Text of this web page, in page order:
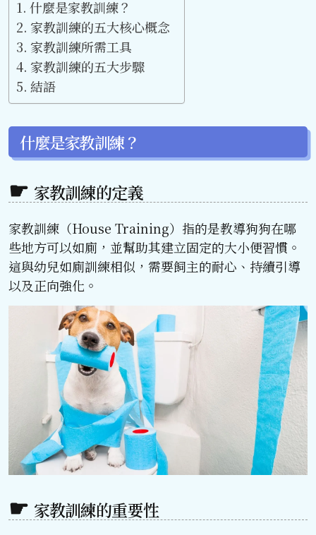
什麼是家教訓練？
家教訓練的五大核心概念
家教訓練所需工具
家教訓練的五大步驟
結語
什麼是家教訓練？
家教訓練的定義
家教訓練（House Training）指的是教導狗狗在哪
些地方可以如廁，並幫助其建立固定的大小便習慣。
這與幼兒如廁訓練相似，需要飼主的耐心、持續引導
以及正向強化。
家教訓練的重要性